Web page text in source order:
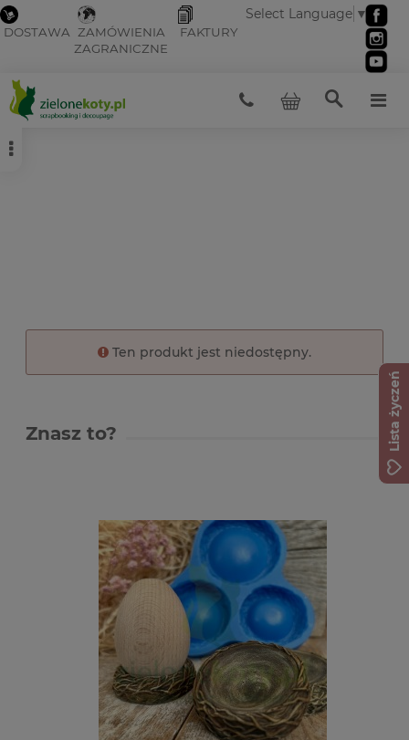
DOSTAWA ZAMÓWIENIA
ZAGRANICZNE
FAKTURY
Select Language ▼
Ten produkt jest niedostępny.
Znasz to? Lista życzeń